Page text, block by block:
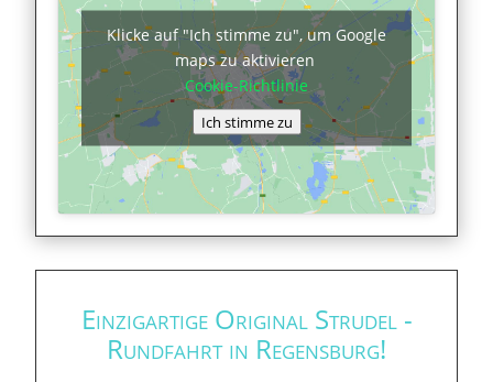
Klicke auf "Ich stimme zu", um Google
maps zu aktivieren
Cookie-Richtlinie
Ich stimme zu
Einzigartige Original Strudel -
Rundfahrt in Regensburg!